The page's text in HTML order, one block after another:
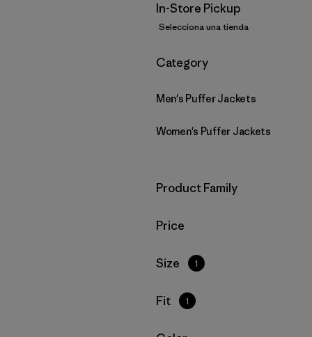
In-Store Pickup
Selecciona una tienda
Filtrar por
Category
Men's Puffer Jackets
Women's Puffer Jackets
Filtrar por
Product Family
Filtrar por
Price
Filtrar por
Size 1
Filtrar por
Fit 1